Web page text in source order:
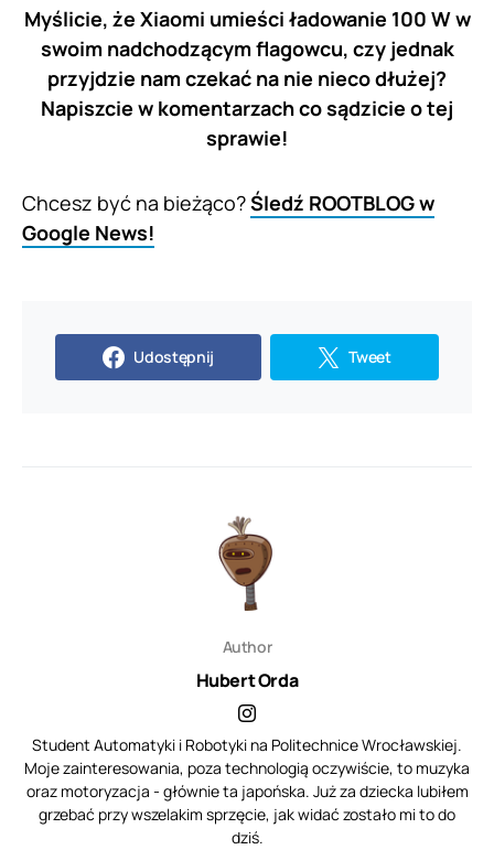
Myślicie, że Xiaomi umieści ładowanie 100 W w
swoim nadchodzącym flagowcu, czy jednak
przyjdzie nam czekać na nie nieco dłużej?
Napiszcie w komentarzach co sądzicie o tej
sprawie!
Chcesz być na bieżąco?Śledź ROOTBLOG w
Google News!
Udostępnij Tweet
Author
Hubert Orda
Student Automatyki i Robotyki na Politechnice Wrocławskiej.
Moje zainteresowania, poza technologią oczywiście, to muzyka
oraz motoryzacja - głównie ta japońska. Już za dziecka lubiłem
grzebać przy wszelakim sprzęcie, jak widać zostało mi to do
dziś.